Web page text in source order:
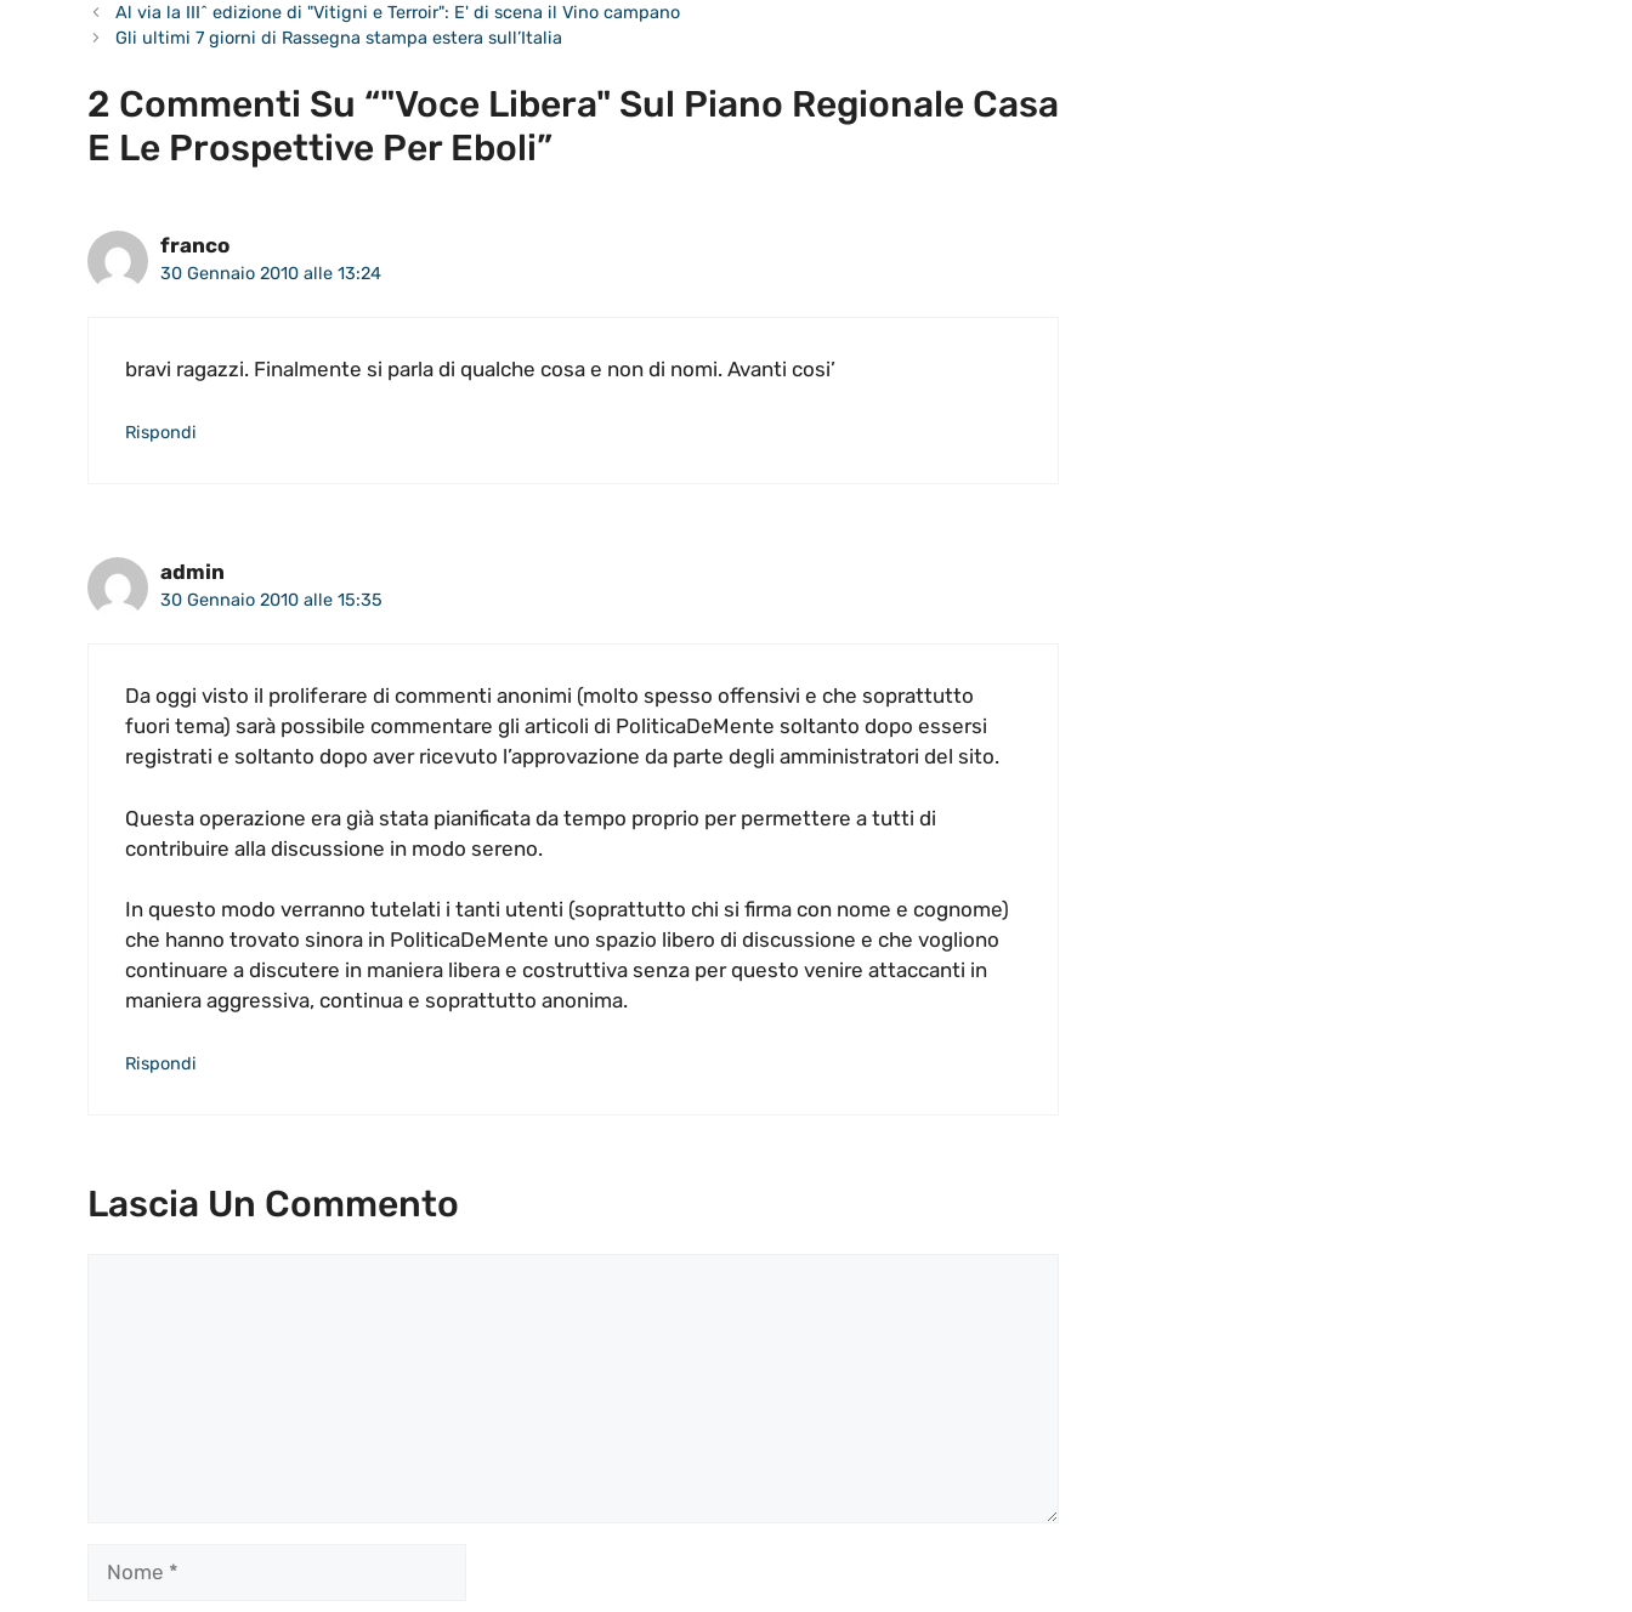
Al via la III^ edizione di "Vitigni e Terroir": E' di scena il Vino campano
Gli ultimi 7 giorni di Rassegna stampa estera sull’Italia
2 Commenti Su “"Voce Libera" Sul Piano Regionale Casa
E Le Prospettive Per Eboli”
franco
30 Gennaio 2010 alle 13:24
bravi ragazzi. Finalmente si parla di qualche cosa e non di nomi. Avanti cosi’
Rispondi
admin
30 Gennaio 2010 alle 15:35
Da oggi visto il proliferare di commenti anonimi (molto spesso offensivi e che soprattutto
fuori tema) sarà possibile commentare gli articoli di PoliticaDeMente soltanto dopo essersi
registrati e soltanto dopo aver ricevuto l’approvazione da parte degli amministratori del sito.
Questa operazione era già stata pianificata da tempo proprio per permettere a tutti di
contribuire alla discussione in modo sereno.
In questo modo verranno tutelati i tanti utenti (soprattutto chi si firma con nome e cognome)
che hanno trovato sinora in PoliticaDeMente uno spazio libero di discussione e che vogliono
continuare a discutere in maniera libera e costruttiva senza per questo venire attaccanti in
maniera aggressiva, continua e soprattutto anonima.
Rispondi
Lascia Un Commento